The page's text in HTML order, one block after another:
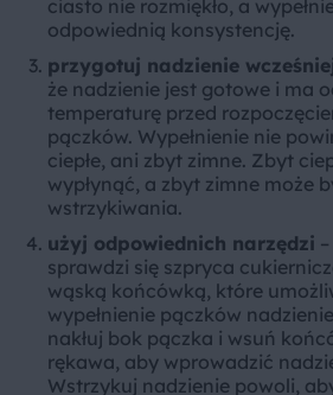
ciasto nie rozmiękło, a
odpowiednią konsystencję.
przygotuj nadzienie
że nadzienie jest gotowe i ma
temperaturę przed
pączków. Wypełnienie nie
ciepłe, ani zbyt zimne. Zbyt
wypłynąć, a zbyt zimne może
wstrzykiwania.
użyj odpowiednich narzędzi
sprawdzi się szpryca
wąską końcówką, które
wypełnienie pączków
nakłuj bok pączka i wsuń
rękawa, aby wprowadzić
Wstrzykuj nadzienie powoli,